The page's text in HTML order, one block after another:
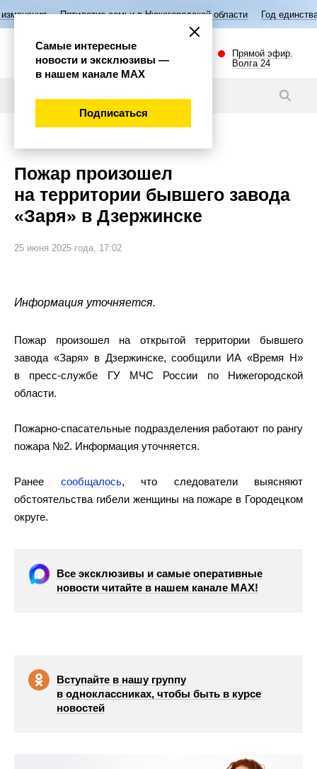
Пятилетие семьи в Нижегородской области Год единства народов
Прямой эфир.
Волга 24
Пожар произошел
на территории бывшего завода
«Заря» в Дзержинске
25 июня 2025 года, 17:02
Информация уточняется.
Пожар произошел на открытой территории бывшего
завода «Заря» в Дзержинске, сообщили ИА «Время Н»
в пресс-службе ГУ МЧС России по Нижегородской
области.
Пожарно-спасательные подразделения работают по рангу
пожара №2. Информация уточняется.
Ранее сообщалось, что следователи выясняют
обстоятельства гибели женщины на пожаре в Городецком
округе.
Все эксклюзивы и самые оперативные
новости читайте в нашем канале МАХ!
Вступайте в нашу группу
в одноклассниках, чтобы быть в курсе
новостей
Самые интересные
новости и эксклюзивы —
в нашем канале МАХ
Подписаться